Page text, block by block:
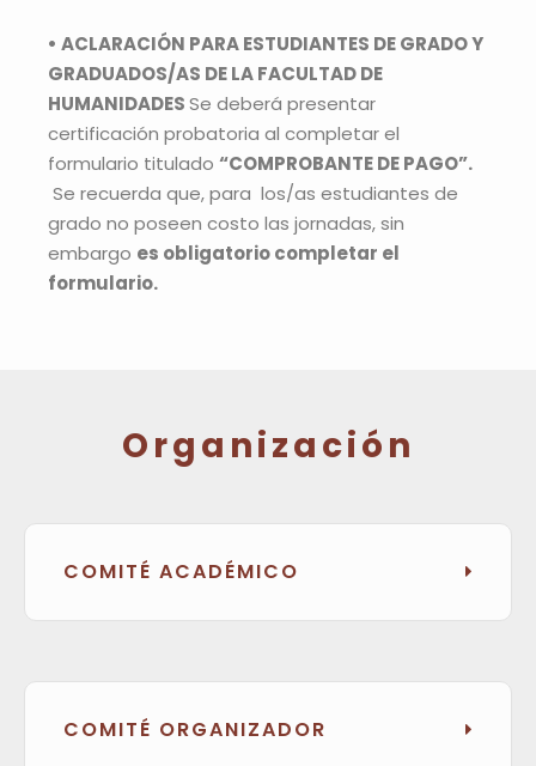
• ACLARACIÓN PARA ESTUDIANTES DE GRADO Y
GRADUADOS/AS DE LA FACULTAD DE
HUMANIDADESSe deberá presentar
certificación probatoria al completar el
formulario titulado “COMPROBANTE DE PAGO”.
Se recuerda que, para los/as estudiantes de
grado no poseen costo las jornadas, sin
embargo es obligatorio completar el
formulario.
Organización
COMITÉ ACADÉMICO
COMITÉ ORGANIZADOR